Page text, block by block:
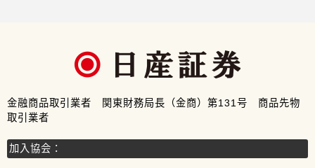
金融商品取引業者 関東財務局長（金商）第131号 商品先物
取引業者
加入協会：